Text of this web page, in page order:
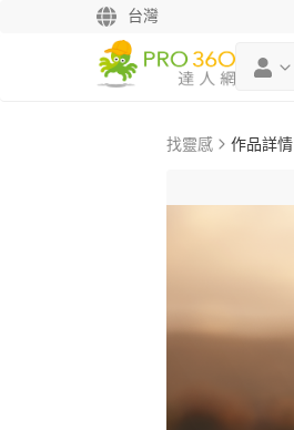
台灣
找靈感 作品詳情